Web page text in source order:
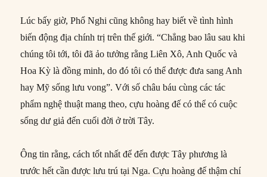
Lúc bấy giờ, Phổ Nghi cũng không hay biết về tình hình
biến động địa chính trị trên thế giới. “Chẳng bao lâu sau khi
chúng tôi tới, tôi đã ảo tưởng rằng Liên Xô, Anh Quốc và
Hoa Kỳ là đồng minh, do đó tôi có thể được đưa sang Anh
hay Mỹ sống lưu vong”. Với số châu báu cùng các tác
phẩm nghệ thuật mang theo, cựu hoàng đế có thể có cuộc
sống dư giả đến cuối đời ở trời Tây.
Ông tin rằng, cách tốt nhất để đến được Tây phương là
trước hết cần được lưu trú tại Nga. Cựu hoàng đế thậm chí